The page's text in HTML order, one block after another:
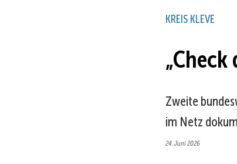
KREIS KLEVE
Zweite
im Netz
24. Juni 2026